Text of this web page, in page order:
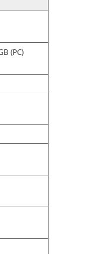
(PC)